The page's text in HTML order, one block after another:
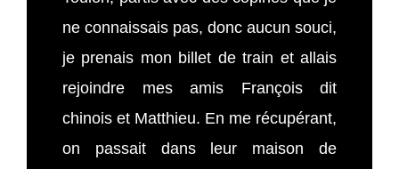
ne connaissais pas, donc aucun souci,
je prenais mon billet de train et allais
rejoindre mes amis François dit
chinois et Matthieu. En me récupérant,
on passait dans leur maison de